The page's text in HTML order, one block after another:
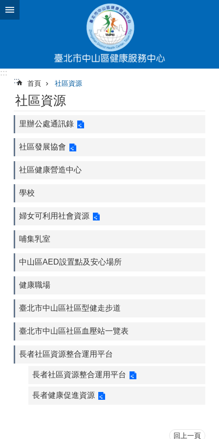
跳到主要內容區塊
:::
:::
首頁 社區資源
社區資源
里辦公處通訊錄
社區發展協會
社區健康營造中心
學校
婦女可利用社會資源
哺集乳室
中山區AED設置點及安心場所
健康職場
臺北市中山區社區型健走步道
臺北市中山區社區血壓站一覽表
長者社區資源整合運用平台
長者社區資源整合運用平台
長者健康促進資源
回上一頁